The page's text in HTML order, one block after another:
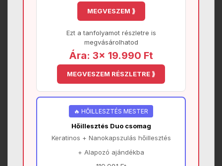
MEGVESZEM ⟫
Ezt a tanfolyamot részletre is
megvásárolhatod
Ára: 3× 19.990 Ft
MEGVESZEM RÉSZLETRE ⟫
🔥 HŐILLESZTÉS MESTER
Hőillesztés Duo csomag
Keratinos + Nanokapszulás hőillesztés
+ Alapozó ajándékba